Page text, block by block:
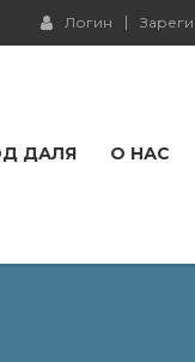
Логин
ДАЛЯ О НАС